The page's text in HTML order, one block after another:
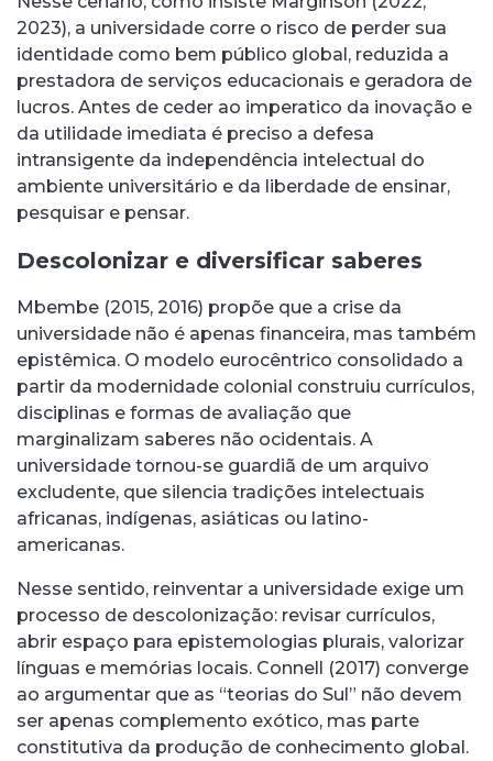
2023), a universidade corre o risco de perder sua
identidade como bem público global, reduzida a
prestadora de serviços educacionais e geradora de
lucros. Antes de ceder ao imperatico da inovação e
da utilidade imediata é preciso a defesa
intransigente da independência intelectual do
ambiente universitário e da liberdade de ensinar,
pesquisar e pensar.
Descolonizar e diversificar saberes
Mbembe (2015, 2016) propõe que a crise da
universidade não é apenas financeira, mas também
epistêmica. O modelo eurocêntrico consolidado a
partir da modernidade colonial construiu currículos,
disciplinas e formas de avaliação que
marginalizam saberes não ocidentais. A
universidade tornou-se guardiã de um arquivo
excludente, que silencia tradições intelectuais
africanas, indígenas, asiáticas ou latino-
americanas.
Nesse sentido, reinventar a universidade exige um
processo de descolonização: revisar currículos,
abrir espaço para epistemologias plurais, valorizar
línguas e memórias locais. Connell (2017) converge
ao argumentar que as “teorias do Sul” não devem
ser apenas complemento exótico, mas parte
constitutiva da produção de conhecimento global.